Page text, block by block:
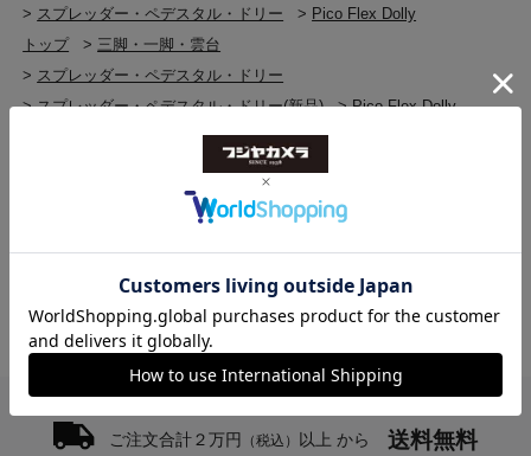
> スプレッダー・ペデスタル・ドリー > Pico Flex Dolly
トップ
> 三脚・一脚・雲台
> スプレッダー・ペデスタル・ドリー
>スプレッダー・ペデスタル・ドリー(新品) >Pico Flex Dolly
三脚・一脚・雲台 >三脚・一脚・雲台(新品)
>Pico Flex Dolly
ご注文合計２万円 （税込） 以上 から 送料無料